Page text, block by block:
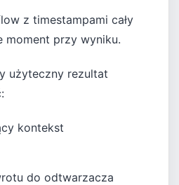
z timestampami cały
moment przy wyniku.
użyteczny rezultat
kontekst
do odtwarzacza